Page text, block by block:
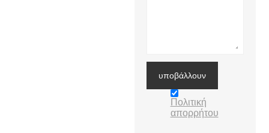
υποβάλλουν
Πολιτική
απορρήτου